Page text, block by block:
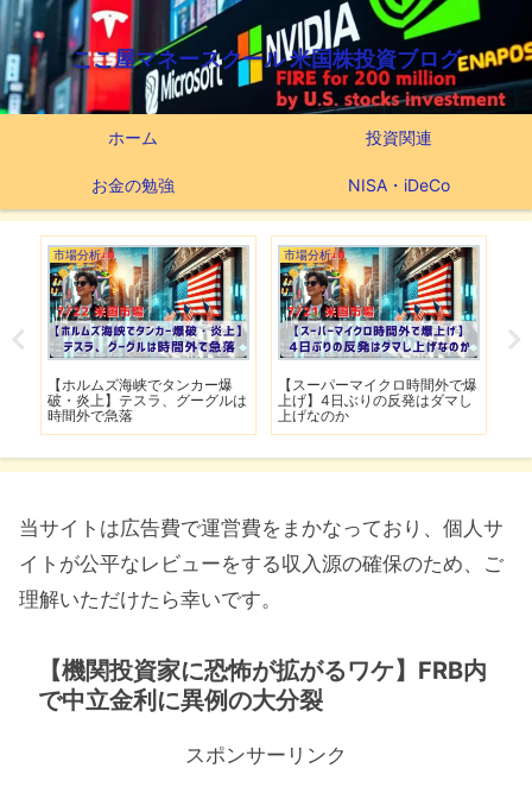
ここ屋マネースクール 米国株投資ブログ
ホーム 投資関連
お金の勉強 NISA・iDeCo
市場分析
【ホルムズ海峡でタンカー爆
破・炎上】テスラ、グーグルは
時間外で急落
市場分析
【スーパーマイクロ時間外で爆
上げ】4日ぶりの反発はダマし
上げなのか
当サイトは広告費で運営費をまかなっており、個人サ
イトが公平なレビューをする収入源の確保のため、ご
理解いただけたら幸いです。
【機関投資家に恐怖が拡がるワケ】FRB内
で中立金利に異例の大分裂
スポンサーリンク